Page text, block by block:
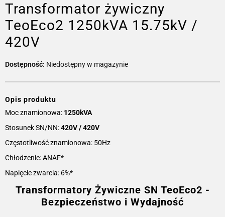
Transformator żywiczny
TeoEco2 1250kVA 15.75kV /
420V
Dostępność: Niedostępny w magazynie
Opis produktu
Moc znamionowa: 1250kVA
Stosunek SN/NN:420V / 420V
Częstotliwość znamionowa: 50Hz
Chłodzenie: ANAF*
Napięcie zwarcia: 6%*
Transformatory Żywiczne SN TeoEco2 -
Bezpieczeństwo i Wydajność